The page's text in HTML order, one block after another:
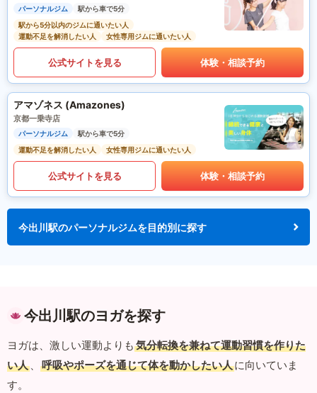
パーソナルジム
駅から車で5分
駅から5分以内のジムに通いたい人
運動不足を解消したい人
女性専用ジムに通いたい人
公式サイトを見る 体験・相談予約
アマゾネス (Amazones)
京都一乗寺店
パーソナルジム
駅から車で5分
運動不足を解消したい人
女性専用ジムに通いたい人
公式サイトを見る 体験・相談予約
今出川駅のパーソナルジムを目的別に探す
今出川駅のヨガを探す
ヨガは、激しい運動よりも 気分転換を兼ねて運動習慣を作りた
い人 、 呼吸やポーズを通じて体を動かしたい人に向いていま
す。